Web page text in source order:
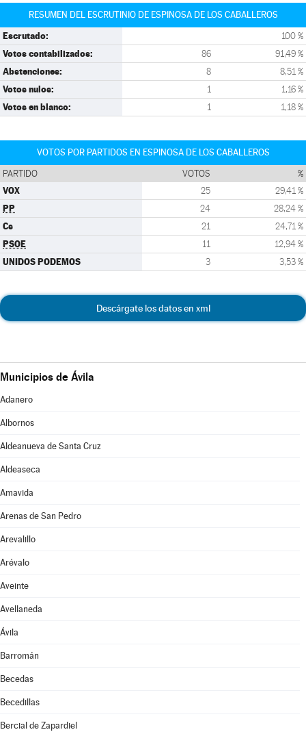
RESUMEN DEL ESCRUTINIO DE ESPINOSA DE LOS CABALLEROS
Escrutado: 100 %
Votos contabilizados: 86 91,49 %
Abstenciones: 8 8,51 %
Votos nulos: 1 1,16 %
Votos en blanco: 1 1,18 %
VOTOS POR PARTIDOS EN ESPINOSA DE LOS CABALLEROS
PARTIDO VOTOS %
VOX 25 29,41 %
PP 24 28,24 %
Cs 21 24,71 %
PSOE 11 12,94 %
UNIDOS PODEMOS 3 3,53 %
Descárgate los datos en xml
Municipios de Ávila
Adanero
Albornos
Aldeanueva de Santa Cruz
Aldeaseca
Amavida
Arenas de San Pedro
Arevalillo
Arévalo
Aveinte
Avellaneda
Ávila
Barromán
Becedas
Becedillas
Bercial de Zapardiel